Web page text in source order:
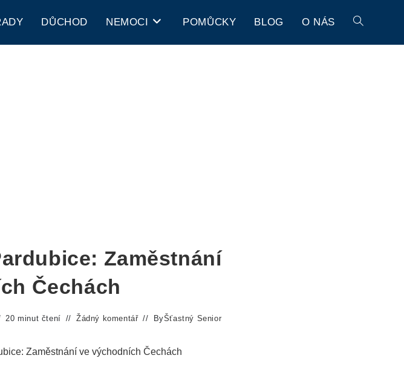
DŮCHOD NEMOCI POMŮCKY BLOG O NÁS
Zaměstnání
Čechách
20 minut čtení Žádný komentář ByŠťastný Senior
Zaměstnání ve východních Čechách